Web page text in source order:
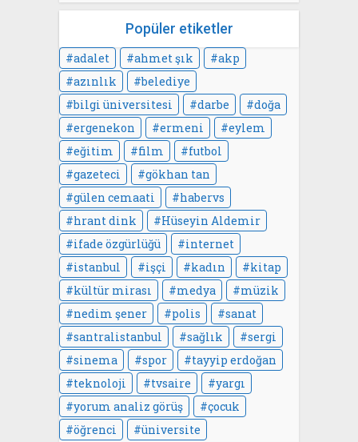
Popüler etiketler
adalet ahmet şık
akp
azınlık
belediye
bilgi üniversitesi
darbe
doğa
ergenekon
ermeni
eylem
eğitim
film
futbol
gazeteci
gökhan tan
gülen cemaati
habervs
hrant dink
Hüseyin Aldemir
ifade özgürlüğü
internet
istanbul
işçi kadın
kitap
kültür mirası
medya
müzik
nedim şener
polis
sanat
santralistanbul
sağlık
sergi
sinema
spor
tayyip erdoğan
teknoloji
tvsaire
yargı
yorum analiz görüş
çocuk
öğrenci
üniversite